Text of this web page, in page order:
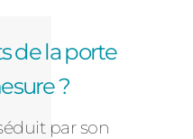
de la porte
?
par son